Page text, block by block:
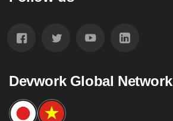
Devwork Global Network